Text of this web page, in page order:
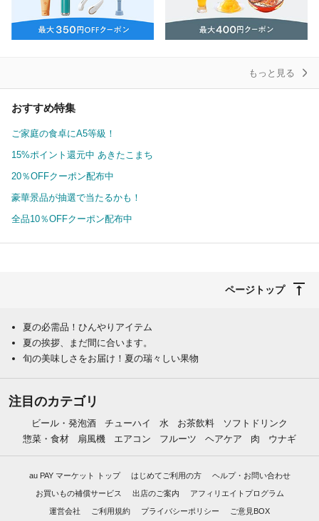
もっと見る
おすすめ特集
ご家庭の食卓にA5等級！
15%ポイント還元中 あきたこまち
20％OFFクーポン配布中
豪華景品が抽選で当たるかも！
全品10％OFFクーポン配布中
ページトップ
夏の必需品！ひんやりアイテム
夏の挨拶、まだ間に合います。
旬の美味しさをお届け！夏の瑞々しい果物
注目のカテゴリ
ビール・発泡酒 チューハイ 水 お茶飲料
ソフトドリンク
惣菜・食材
扇風機 エアコン フルーツ ヘアケア 肉 ウナギ
au PAY マーケット トップ はじめてご利用の方 ヘルプ・お問い合わせ
お買いもの補償サービス 出店のご案内 アフィリエイトプログラム
運営会社 ご利用規約 プライバシーポリシー ご意見BOX